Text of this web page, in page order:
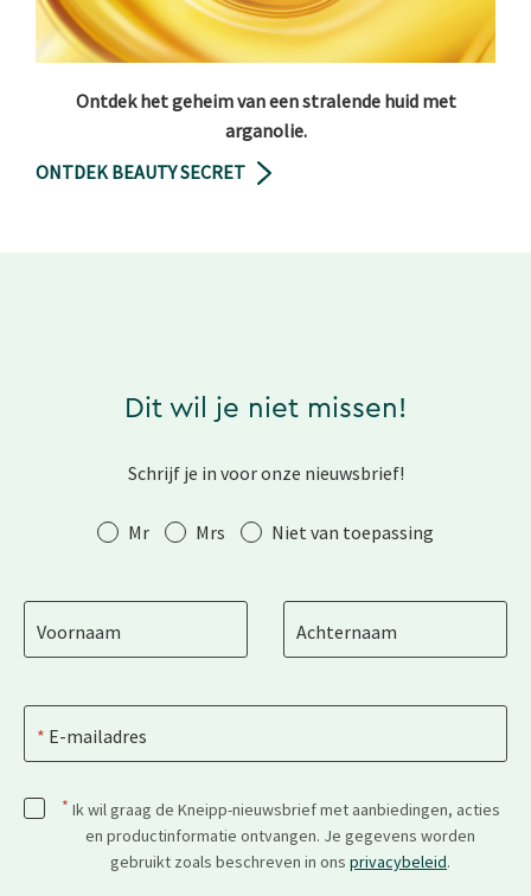
Ontdek het geheim van een stralende huid met
arganolie.
ONTDEK BEAUTY SECRET
Dit wil je niet missen!
Schrijf je in voor onze nieuwsbrief!
Aanhef Mr Mrs Niet van toepassing
Voornaam Achternaam
E-mailadres
* Ik wil graag de Kneipp-nieuwsbrief met aanbiedingen, acties
en productinformatie ontvangen. Je gegevens worden
gebruikt zoals beschreven in ons privacybeleid.